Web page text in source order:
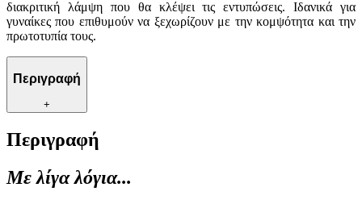
διακριτική λάμψη που θα κλέψει τις εντυπώσεις. Ιδανικά για
γυναίκες που επιθυμούν να ξεχωρίζουν με την κομψότητα και την
πρωτοτυπία τους.
Περιγραφή
+
Περιγραφή
Με λίγα λόγια...